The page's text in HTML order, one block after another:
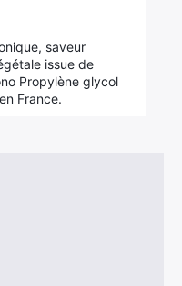
saveur
issue de
Propylène glycol
France.